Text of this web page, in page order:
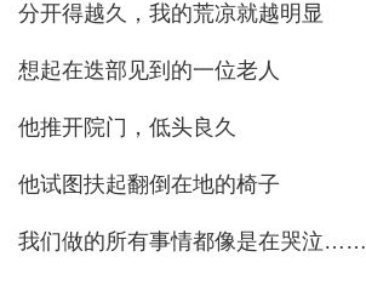
分开得越久，我的荒凉就越明显
想起在迭部见到的一位老人
他推开院门，低头良久
他试图扶起翻倒在地的椅子
我们做的所有事情都像是在哭泣……